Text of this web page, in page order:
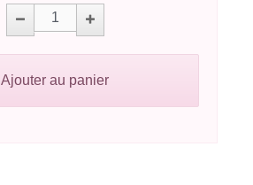
Ajouter au panier